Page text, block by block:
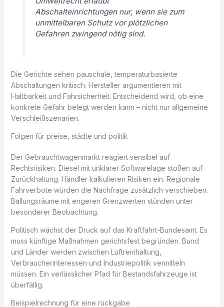
Abschalteinrichtungen nur, wenn sie zum
unmittelbaren Schutz vor plötzlichen
Gefahren zwingend nötig sind.
Die Gerichte sehen pauschale, temperaturbasierte
Abschaltungen kritisch. Hersteller argumentieren mit
Haltbarkeit und Fahrsicherheit. Entscheidend wird, ob eine
konkrete Gefahr belegt werden kann – nicht nur allgemeine
Verschleißszenarien.
Folgen für preise, städte und politik
Der Gebrauchtwagenmarkt reagiert sensibel auf
Rechtsrisiken. Diesel mit unklarer Softwarelage stoßen auf
Zurückhaltung. Händler kalkulieren Risiken ein. Regionale
Fahrverbote würden die Nachfrage zusätzlich verschieben.
Ballungsräume mit engeren Grenzwerten stünden unter
besonderer Beobachtung.
Politisch wächst der Druck auf das Kraftfahrt-Bundesamt. Es
muss künftige Maßnahmen gerichtsfest begründen. Bund
und Länder werden zwischen Luftreinhaltung,
Verbraucherinteressen und Industriepolitik vermitteln
müssen. Ein verlässlicher Pfad für Bestandsfahrzeuge ist
überfällig.
Beispielrechnung für eine rückgabe